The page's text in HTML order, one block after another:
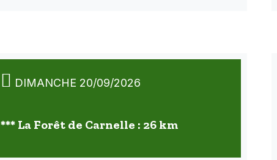
DIMANCHE 20/09/2026
*** La Forêt de Carnelle : 26 km